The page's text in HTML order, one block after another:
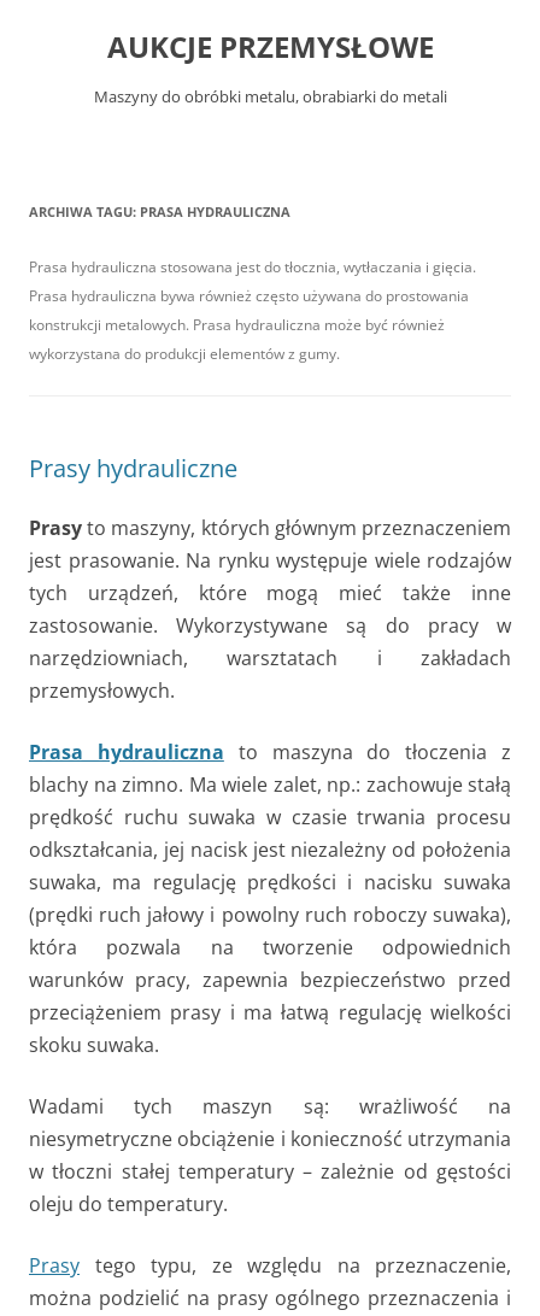
AUKCJE PRZEMYSŁOWE
Maszyny do obróbki metalu, obrabiarki do metali
ARCHIWA TAGU: PRASA HYDRAULICZNA
Prasa hydrauliczna stosowana jest do tłocznia, wytłaczania i gięcia.
Prasa hydrauliczna bywa również często używana do prostowania
konstrukcji metalowych. Prasa hydrauliczna może być również
wykorzystana do produkcji elementów z gumy.
Prasy hydrauliczne
Prasyto maszyny, których głównym przeznaczeniem
jest prasowanie. Na rynku występuje wiele rodzajów
tych urządzeń, które mogą mieć także inne
zastosowanie. Wykorzystywane są do pracy w
narzędziowniach, warsztatach i zakładach
przemysłowych.
Prasa hydrauliczna to maszyna do tłoczenia z
blachy na zimno. Ma wiele zalet, np.: zachowuje stałą
prędkość ruchu suwaka w czasie trwania procesu
odkształcania, jej nacisk jest niezależny od położenia
suwaka, ma regulację prędkości i nacisku suwaka
(prędki ruch jałowy i powolny ruch roboczy suwaka),
która pozwala na tworzenie odpowiednich
warunków pracy, zapewnia bezpieczeństwo przed
przeciążeniem prasy i ma łatwą regulację wielkości
skoku suwaka.
Wadami tych maszyn są: wrażliwość na
niesymetryczne obciążenie i konieczność utrzymania
w tłoczni stałej temperatury – zależnie od gęstości
oleju do temperatury.
Prasy tego typu, ze względu na przeznaczenie,
można podzielić na prasy ogólnego przeznaczenia i